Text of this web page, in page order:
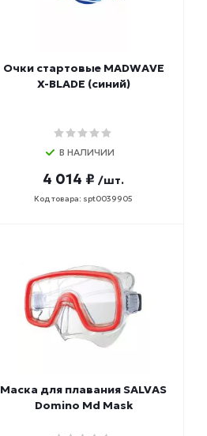
Очки стартовые MADWAVE
X-BLADE (синий)
В НАЛИЧИИ
4 014 ₽ /шт.
Код товара: spt0039905
Маска для плавания SALVAS
Domino Md Mask